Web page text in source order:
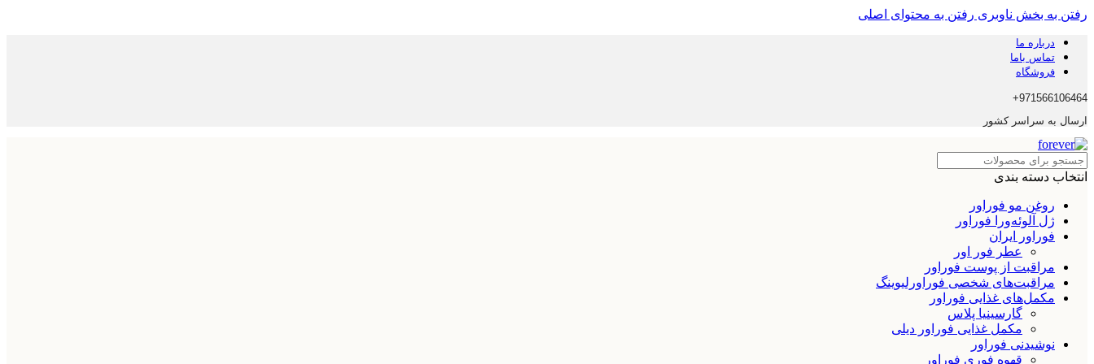
رفتن به بخش ناوبری رفتن به محتوای اصلی
درباره ما
تماس باما
فروشگاه
971566106464+
ارسال به سراسر کشور
انتخاب دسته بندی
روغن مو فوراور
ژل آلوئه‌ورا فوراور
فوراور ایران
عطر فور اور
مراقبت از پوست فوراور
مراقبت‌های شخصی فوراورلیوینگ
مکمل‌های غذایی فوراور
گارسینیا پلاس
مکمل غذایی فوراور دیلی
نوشیدنی فوراور
قهوه فوری فوراور